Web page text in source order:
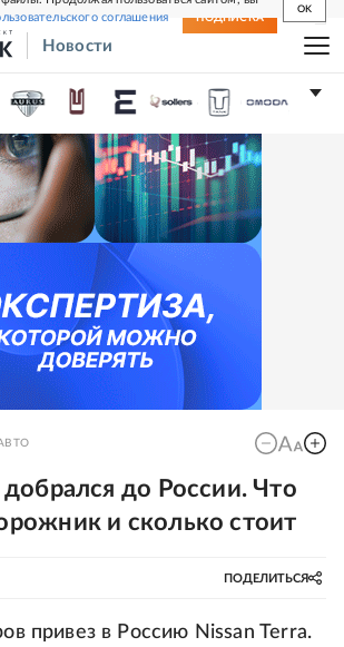
соглашения
OK
ПОДПИСКА
Новости
добрался до России. Что
и сколько стоит
ПОДЕЛИТЬСЯ
привез в Россию Nissan Terra.